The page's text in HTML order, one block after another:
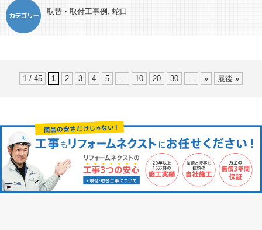
取替・取付工事例 , 蛇口
1 / 45 1 2 3 4 5 ... 10 20 30 ... » 最後 »